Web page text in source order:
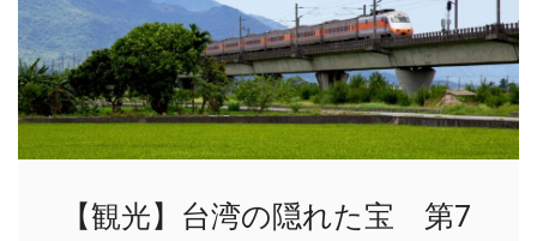
【観光】台湾の隠れた宝 第7